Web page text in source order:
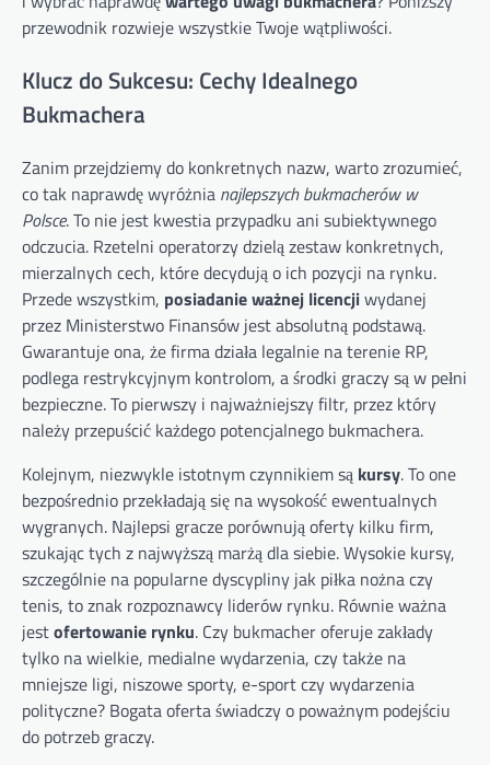
przewodnik rozwieje wszystkie Twoje wątpliwości.
Klucz do Sukcesu: Cechy Idealnego
Bukmachera
Zanim przejdziemy do konkretnych nazw, warto zrozumieć,
co tak naprawdę wyróżnia najlepszych bukmacherów w
Polsce. To nie jest kwestia przypadku ani subiektywnego
odczucia. Rzetelni operatorzy dzielą zestaw konkretnych,
mierzalnych cech, które decydują o ich pozycji na rynku.
Przede wszystkim, posiadanie ważnej licencjiwydanej
przez Ministerstwo Finansów jest absolutną podstawą.
Gwarantuje ona, że firma działa legalnie na terenie RP,
podlega restrykcyjnym kontrolom, a środki graczy są w pełni
bezpieczne. To pierwszy i najważniejszy filtr, przez który
należy przepuścić każdego potencjalnego bukmachera.
Kolejnym, niezwykle istotnym czynnikiem są kursy. To one
bezpośrednio przekładają się na wysokość ewentualnych
wygranych. Najlepsi gracze porównują oferty kilku firm,
szukając tych z najwyższą marżą dla siebie. Wysokie kursy,
szczególnie na popularne dyscypliny jak piłka nożna czy
tenis, to znak rozpoznawcy liderów rynku. Równie ważna
jestofertowanie rynku. Czy bukmacher oferuje zakłady
tylko na wielkie, medialne wydarzenia, czy także na
mniejsze ligi, niszowe sporty, e-sport czy wydarzenia
polityczne? Bogata oferta świadczy o poważnym podejściu
do potrzeb graczy.